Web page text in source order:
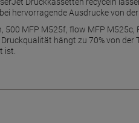
hervorragende Ausdrucke von
500 MFP M525f, flow MFP M525c,
hängt zu 70% von der
ist.